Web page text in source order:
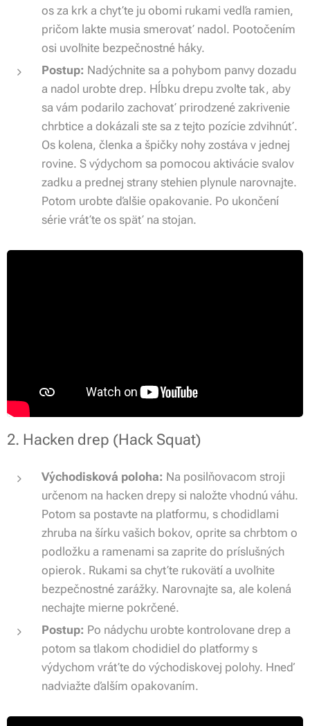
os za krk a chyťte ju obomi rukami vedľa ramien,
pričom lakte musia smerovať nadol. Pootočením
osi uvoľnite bezpečnostné háky.
Postup: Nadýchnite sa a pohybom panvy dozadu
a nadol urobte drep. Hĺbku drepu zvoľte tak, aby
sa vám podarilo zachovať prirodzené zakrivenie
chrbtice a dokázali ste sa z tejto pozície zdvihnúť.
Os kolena, členka a špičky nohy zostáva v jednej
rovine. S výdychom sa pomocou aktivácie svalov
zadku a prednej strany stehien plynule narovnajte.
Potom urobte ďalšie opakovanie. Po ukončení
série vráťte os späť na stojan.
2. Hacken drep (Hack Squat)
Východisková poloha: Na posilňovacom stroji
určenom na hacken drepy si naložte vhodnú váhu.
Potom sa postavte na platformu, s chodidlami
zhruba na šírku vašich bokov, oprite sa chrbtom o
podložku a ramenami sa zaprite do príslušných
opierok. Rukami sa chyťte rukovätí a uvoľnite
bezpečnostné zarážky. Narovnajte sa, ale kolená
nechajte mierne pokrčené.
Postup: Po nádychu urobte kontrolovane drep a
potom sa tlakom chodidiel do platformy s
výdychom vráťte do východiskovej polohy. Hneď
nadviažte ďalším opakovaním.